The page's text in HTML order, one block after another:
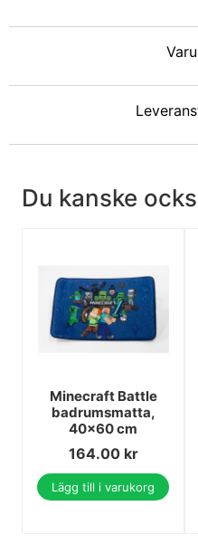
Du kanske
Minecraft Battle
badrumsmatta,
40x60 cm
164.00 kr
Lägg till i varukorg